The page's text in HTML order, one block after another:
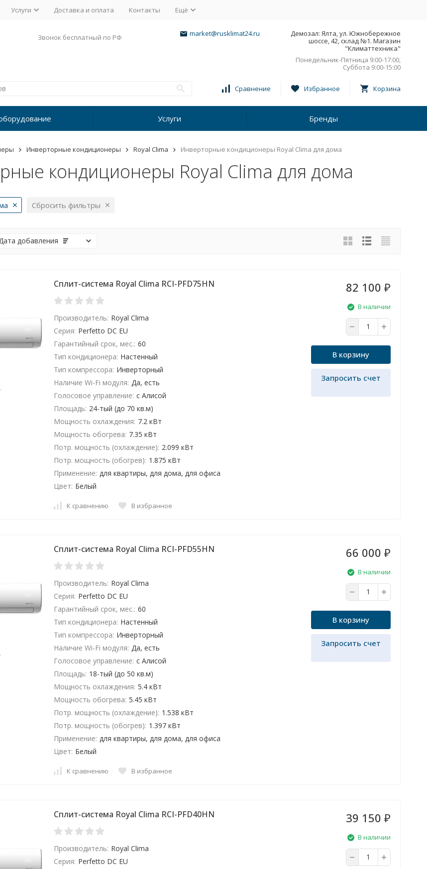
Услуги Доставка и оплата Контакты Ещё
Звонок бесплатный по РФ market@rusklimat24.ru
Демозал: Ялта, ул. Южнобережное
шоссе, 42, склад №1. Магазин
"Климаттехника"
Понедельник-Пятница 9:00-17:00,
Суббота 9:00-15:00
Сравнение Избранное Корзина
Услуги Бренды
Инверторные кондиционеры Royal Clima Инверторные кондиционеры Royal Clima для дома
кондиционеры Royal Clima для дома
Сбросить фильтры
добавления
Сплит-система Royal Clima RCI-PFD75HN
Производитель: Royal Clima
Серия: Perfetto DC EU
Гарантийный срок, мес.: 60
Тип кондиционера: Настенный
Тип компрессора: Инверторный
Наличие Wi-Fi модуля: Да, есть
Голосовое управление: с Алисой
Площадь: 24-тый (до 70 кв.м)
Мощность охлаждения: 7.2 кВт
Мощность обогрева: 7.35 кВт
Потр. мощность (охлаждение): 2.099 кВт
Потр. мощность (обогрев): 1.875 кВт
Применение: для квартиры, для дома, для офиса
Цвет: Белый
К сравнению В избранное
82 100 ₽
В наличии
В корзину
Запросить счет
Сплит-система Royal Clima RCI-PFD55HN
Производитель: Royal Clima
Серия: Perfetto DC EU
Гарантийный срок, мес.: 60
Тип кондиционера: Настенный
Тип компрессора: Инверторный
Наличие Wi-Fi модуля: Да, есть
Голосовое управление: с Алисой
Площадь: 18-тый (до 50 кв.м)
Мощность охлаждения: 5.4 кВт
Мощность обогрева: 5.45 кВт
Потр. мощность (охлаждение): 1.538 кВт
Потр. мощность (обогрев): 1.397 кВт
Применение: для квартиры, для дома, для офиса
Цвет: Белый
К сравнению В избранное
66 000 ₽
В наличии
В корзину
Запросить счет
Сплит-система Royal Clima RCI-PFD40HN
Производитель: Royal Clima
Серия: Perfetto DC EU
39 150 ₽
В наличии